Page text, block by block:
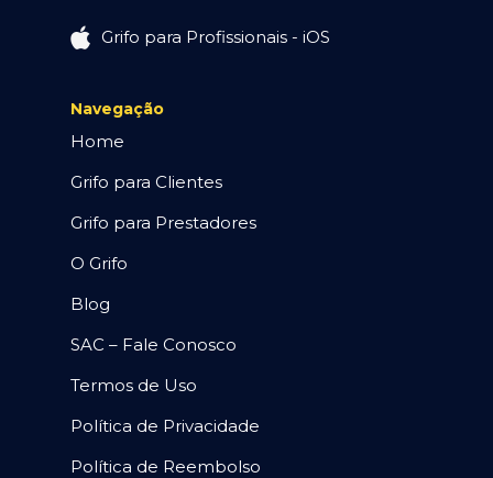
Grifo para Profissionais - iOS
Navegação
Home
Grifo para Clientes
Grifo para Prestadores
O Grifo
Blog
SAC – Fale Conosco
Termos de Uso
Política de Privacidade
Política de Reembolso